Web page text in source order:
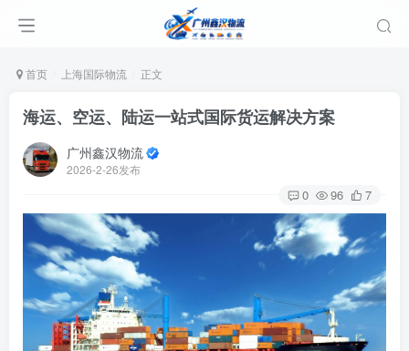
首页 上海国际物流 正文
海运、空运、陆运一站式国际货运解决方案
广州鑫汉物流
2026-2-26发布
0 96 7